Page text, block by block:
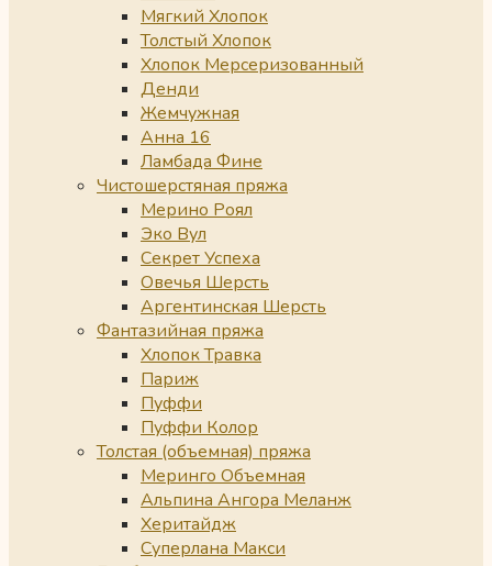
Мягкий Хлопок
Толстый Хлопок
Хлопок Мерсеризованный
Денди
Жемчужная
Анна 16
Ламбада Фине
Чистошерстяная пряжа
Мерино Роял
Эко Вул
Секрет Успеха
Овечья Шерсть
Аргентинская Шерсть
Фантазийная пряжа
Хлопок Травка
Париж
Пуффи
Пуффи Колор
Толстая (объемная) пряжа
Меринго Объемная
Альпина Ангора Меланж
Херитайдж
Суперлана Макси